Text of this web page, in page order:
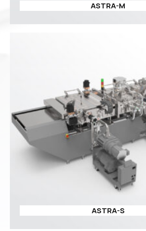
ASTRA-M
ASTRA-S